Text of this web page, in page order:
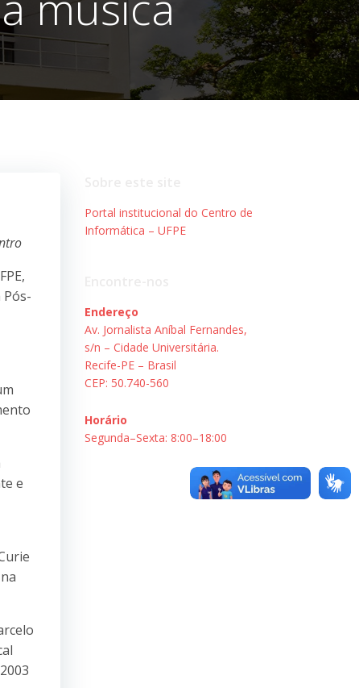
e
Portal institucional do Centro de
Informática – UFPE
Endereço
Av. Jornalista Aníbal Fernandes,
s/n – Cidade Universitária.
Recife-PE – Brasil
CEP: 50.740-560
Horário
Segunda–Sexta: 8:00–18:00